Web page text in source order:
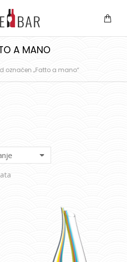
A MANO
označen „Fatto a mano“